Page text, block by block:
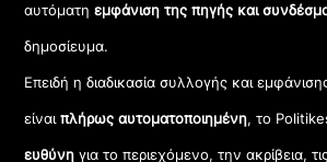
αυτόματηεμφάνιση της πηγής και
δημοσίευμα.
Επειδή η διαδικασία συλλογής και
είναιπλήρως αυτοματοποιημένη, το
ευθύνη για το περιεχόμενο, την ακρίβεια,